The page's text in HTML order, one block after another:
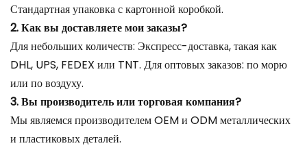
Стандартная упаковка с картонной коробкой.
2. Как вы доставляете мои заказы?
Для небольших количеств: Экспресс-доставка, такая как
DHL, UPS, FEDEX или TNT. Для оптовых заказов: по морю
или по воздуху.
3. Вы производитель или торговая компания?
Мы являемся производителем OEM и ODM металлических
и пластиковых деталей.